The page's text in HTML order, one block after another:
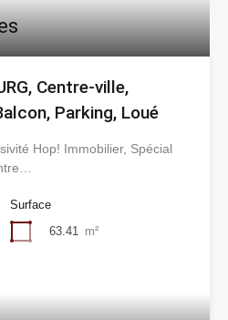
Centre-ville,
Parking, Loué
Hop! Immobilier, Spécial
Surface
63.41
m²